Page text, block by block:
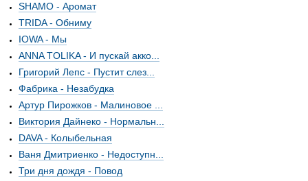
SHAMO - Аромат
TRIDA - Обниму
IOWA - Мы
ANNA TOLIKA - И пускай акко...
Григорий Лепс - Пустит слез...
Фабрика - Незабудка
Артур Пирожков - Малиновое ...
Виктория Дайнеко - Нормальн...
DAVA - Колыбельная
Ваня Дмитриенко - Недоступн...
Три дня дождя - Повод